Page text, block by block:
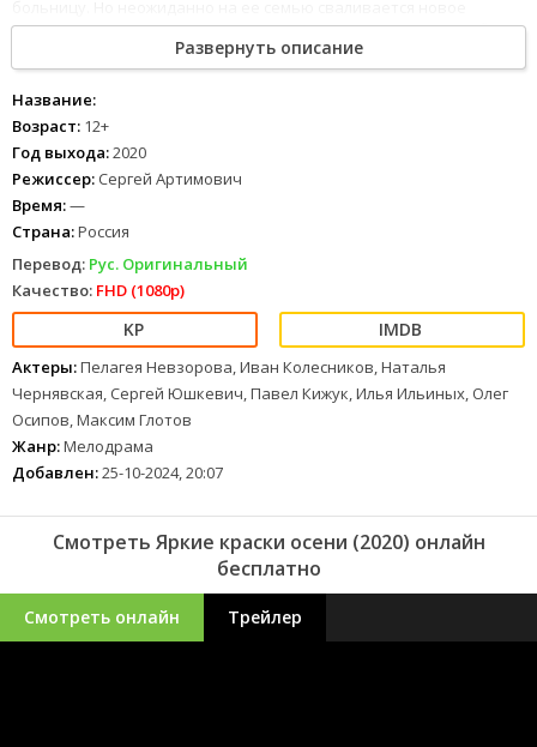
испытание. Отца Риты Федора Николаевича увольняет с работы
новый начальник Борис. Отец начинает выпивать, и мир в семье
рушится. Вскоре Борис попадает в аварию и оказывается в
больнице, где работает Рита. Между ними возникает симпатия,
перед ней виновник всех бед ее семьи…
Развернуть описание
Название:
Возраст: 12+
Год выхода:2020
Режиссер: Сергей Артимович
Время:—
Страна:Россия
Перевод: Рус. Оригинальный
Качество: FHD (1080p)
Актеры:Пелагея Невзорова, Иван Колесников, Наталья
Чернявская, Сергей Юшкевич, Павел Кижук, Илья Ильиных, Олег
Осипов, Максим Глотов
Жанр:Мелодрама
Добавлен:25-10-2024, 20:07
Смотреть Яркие краски осени (2020) онлайн
бесплатно
Смотреть онлайн Трейлер